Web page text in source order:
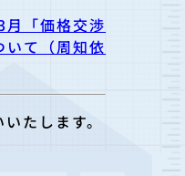
月「価格交渉
て（周知依
たします。